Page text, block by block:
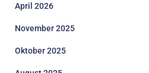
April 2026
November 2025
Oktober 2025